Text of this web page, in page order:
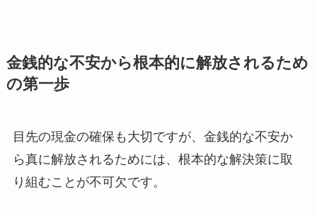
金銭的な不安から根本的に解放されるため
の第一歩
目先の現金の確保も大切ですが、金銭的な不安か
ら真に解放されるためには、根本的な解決策に取
り組むことが不可欠です。